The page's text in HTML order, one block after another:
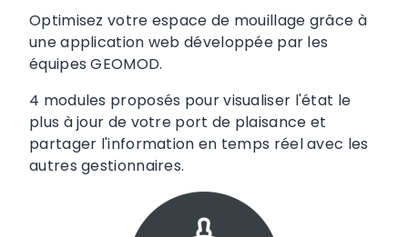
Optimisez votre espace de mouillage grâce à
une application web développée par les
équipes GEOMOD.
4 modules proposés pour visualiser l'état le
plus à jour de votre port de plaisance et
partager l'information en temps réel avec les
autres gestionnaires.